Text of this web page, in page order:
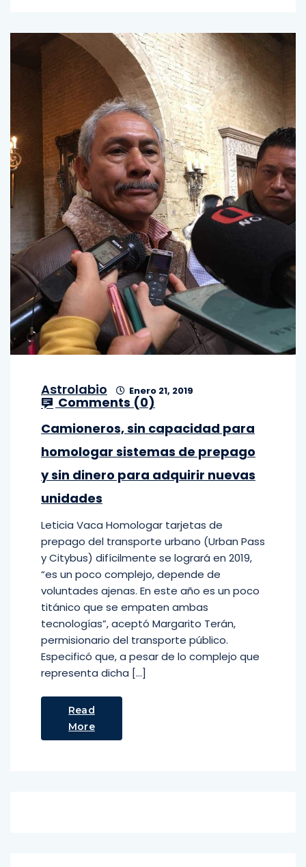
Astrolabio Enero 21, 2019
Comments (0)
Camioneros, sin capacidad para
homologar sistemas de prepago
y sin dinero para adquirir nuevas
unidades
Leticia Vaca Homologar tarjetas de
prepago del transporte urbano (Urban Pass
y Citybus) difícilmente se logrará en 2019,
“es un poco complejo, depende de
voluntades ajenas. En este año es un poco
titánico que se empaten ambas
tecnologías”, aceptó Margarito Terán,
permisionario del transporte público.
Especificó que, a pesar de lo complejo que
representa dicha […]
Read
More